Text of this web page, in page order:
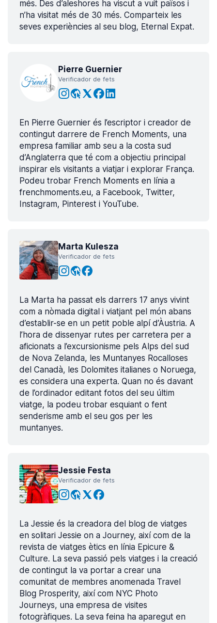
més. Des d’aleshores ha viscut a vuit països i
n’ha visitat més de 30 més. Comparteix les
seves experiències al seu blog, Eternal Expat.
Pierre Guernier
Verificador de fets
En Pierre Guernier és l’escriptor i creador de
contingut darrere de French Moments, una
empresa familiar amb seu a la costa sud
d’Anglaterra que té com a objectiu principal
inspirar els visitants a viatjar i explorar França.
Podeu trobar French Moments en línia a
frenchmoments.eu, a Facebook, Twitter,
Instagram, Pinterest i YouTube.
Marta Kulesza
Verificador de fets
La Marta ha passat els darrers 17 anys vivint
com a nòmada digital i viatjant pel món abans
d’establir-se en un petit poble alpí d’Àustria. A
l’hora de dissenyar rutes per carretera per a
aficionats a l’excursionisme pels Alps del sud
de Nova Zelanda, les Muntanyes Rocalloses
del Canadà, les Dolomites italianes o Noruega,
es considera una experta. Quan no és davant
de l’ordinador editant fotos del seu últim
viatge, la podeu trobar esquiant o fent
senderisme amb el seu gos per les
muntanyes.
Jessie Festa
Verificador de fets
La Jessie és la creadora del blog de viatges
en solitari Jessie on a Journey, així com de la
revista de viatges ètics en línia Epicure &
Culture. La seva passió pels viatges i la creació
de contingut la va portar a crear una
comunitat de membres anomenada Travel
Blog Prosperity, així com NYC Photo
Journeys, una empresa de visites
fotogràfiques. La seva feina ha aparegut en